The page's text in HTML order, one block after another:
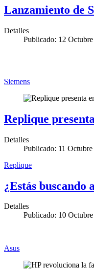
Lanzamiento de
Detalles
Publicado: 12
Siemens
Replique
Detalles
Publicado: 11 Octubre
Replique
¿Estás
Detalles
Publicado: 10
Asus